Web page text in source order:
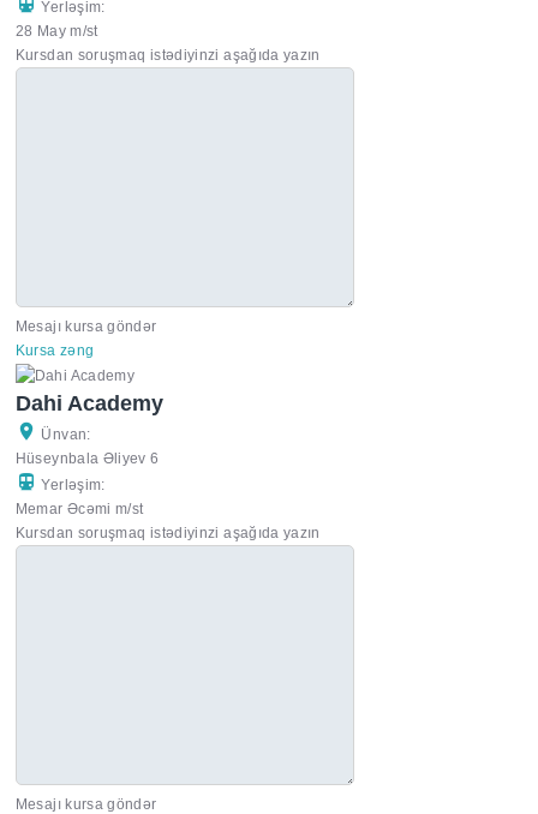
Yerləşim:
28 May m/st
Kursdan soruşmaq istədiyinzi aşağıda yazın
Mesajı kursa göndər
Kursa zəng
Dahi Academy
Ünvan:
Hüseynbala Əliyev 6
Yerləşim:
Memar Əcəmi m/st
Kursdan soruşmaq istədiyinzi aşağıda yazın
Mesajı kursa göndər